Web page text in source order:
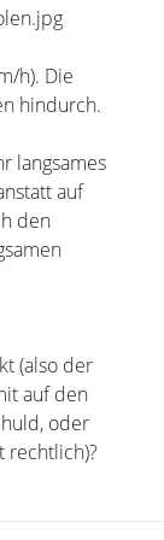
h). Die
hindurch.
langsames
auf
den
(also der
auf den
oder
rechtlich)?